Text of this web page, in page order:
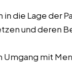
in die Lage der
und deren
Umgang mit